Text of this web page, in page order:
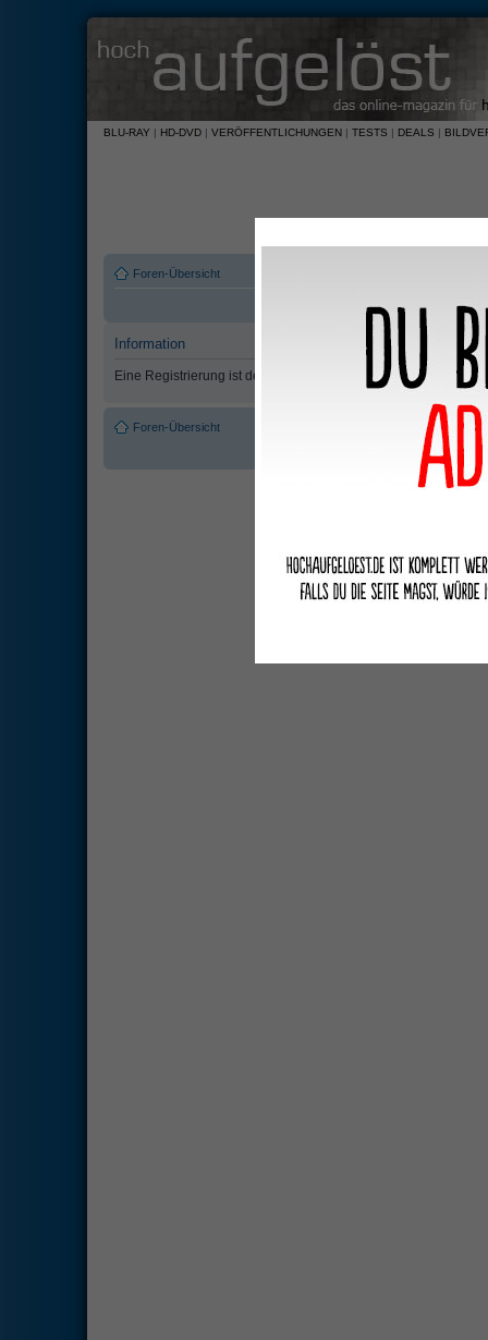
BLU-RAY | HD-DVD | VERÖFFENTLICHUNGEN | TESTS | DEALS |
Foren-Übersicht
Information
Eine Registrierung ist derzeit nicht möglich.
Foren-Übersicht
Alle Cookies des
© 2000, 2002,
Deutsche Übersetzung